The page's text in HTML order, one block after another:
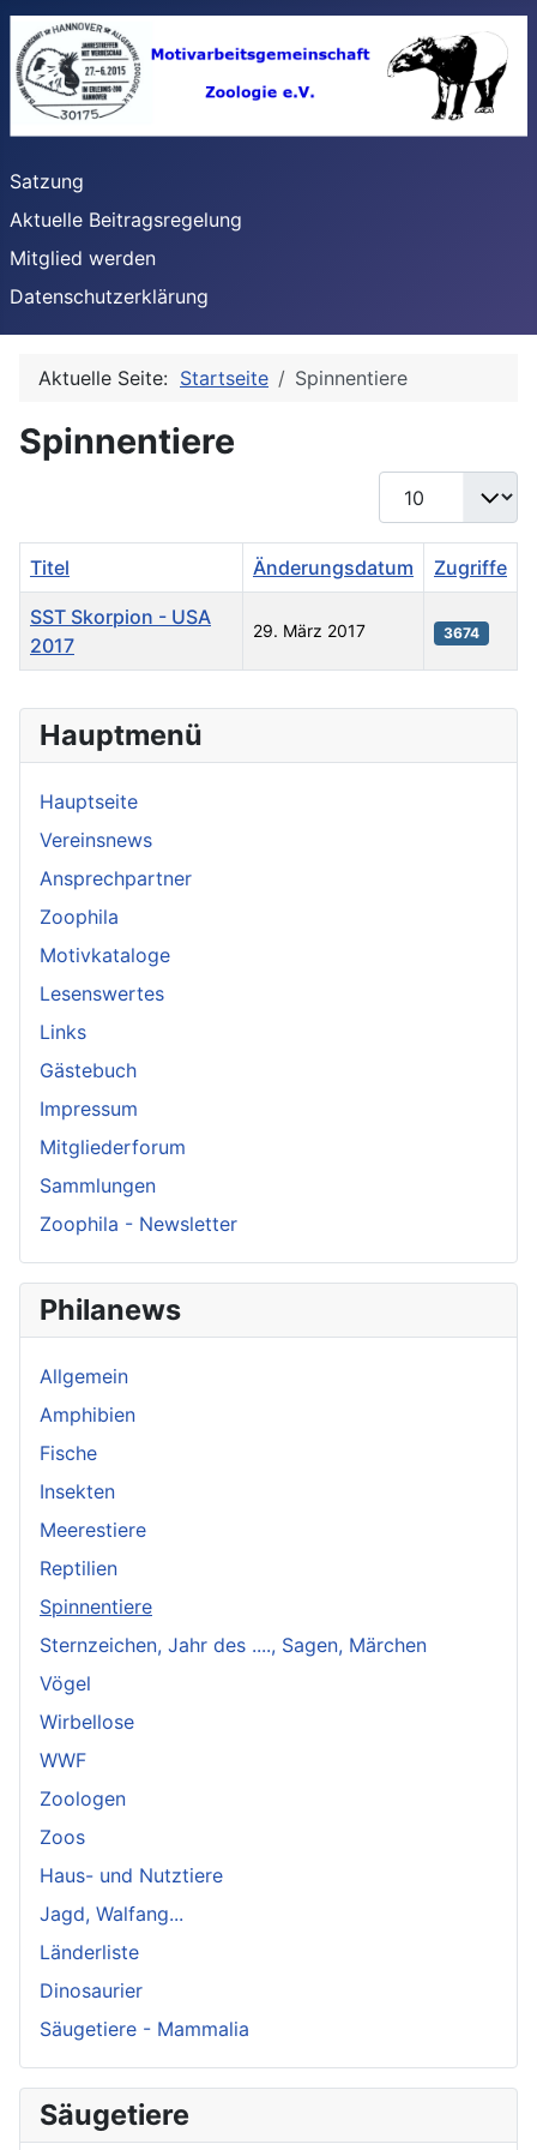
Satzung
Aktuelle Beitragsregelung
Mitglied werden
Datenschutzerklärung
Hauptmenü
Hauptseite
Vereinsnews
Ansprechpartner
Zoophila
Motivkataloge
Lesenswertes
Links
Gästebuch
Impressum
Mitgliederforum
Sammlungen
Zoophila - Newsletter
Philanews
Allgemein
Amphibien
Fische
Insekten
Meerestiere
Reptilien
Spinnentiere
Sternzeichen, Jahr des ...., Sagen, Märchen
Vögel
Wirbellose
WWF
Zoologen
Zoos
Haus- und Nutztiere
Jagd, Walfang...
Länderliste
Dinosaurier
Säugetiere - Mammalia
Säugetiere
Aktuelle Seite: Startseite Spinnentiere
Spinnentiere
Titel Änderungsdatum Zugriffe
SST Skorpion - USA
2017
29. März 2017 3674